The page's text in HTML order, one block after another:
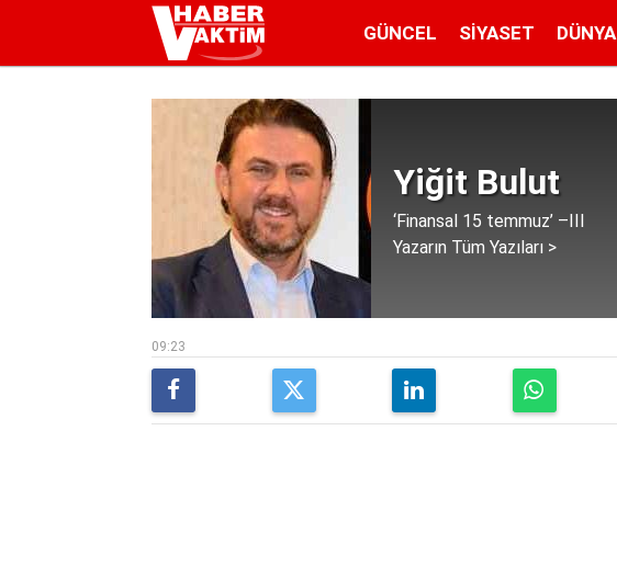
GÜNCEL SIYASET DÜNYA
Yiğit Bulut
‘Finansal 15 temmuz’ –III
Yazarın Tüm Yazıları >
09:23